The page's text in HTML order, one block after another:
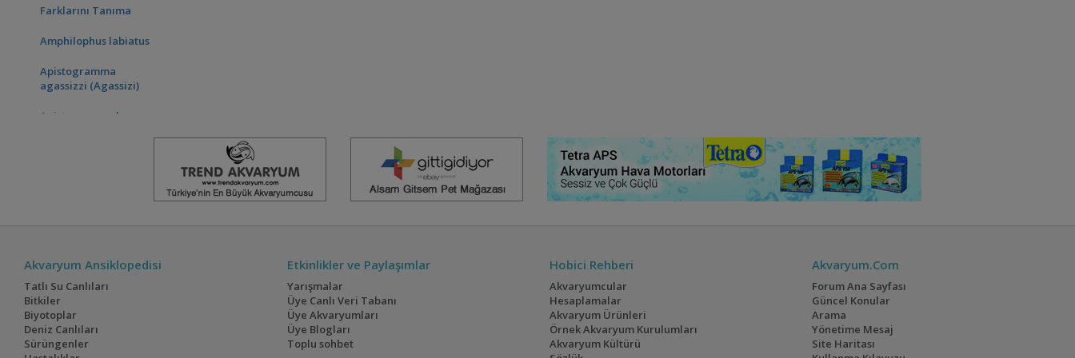
Farklarını Tanıma
Amphilophus labiatus
Apistogramma
agassizzi (Agassizi)
Apistogrammalar
Cichlasoma
urophthalmus (Mayan)
Doğada Apistogramma
hongsloi
Doğada Astronotus sp.
Akvaryum Ansiklopedisi
Tatlı Su Canlıları
Bitkiler
Biyotoplar
Deniz Canlıları
Sürüngenler
Etkinlikler ve Paylaşımlar
Yarışmalar
Üye Canlı Veri Tabanı
Üye Akvaryumları
Üye Blogları
Toplu sohbet
Hobici Rehberi
Akvaryumcular
Hesaplamalar
Akvaryum Ürünleri
Örnek Akvaryum Kurulumları
Akvaryum Kültürü
Akvaryum.Com
Forum Ana Sayfası
Güncel Konular
Arama
Yönetime Mesaj
Site Haritası